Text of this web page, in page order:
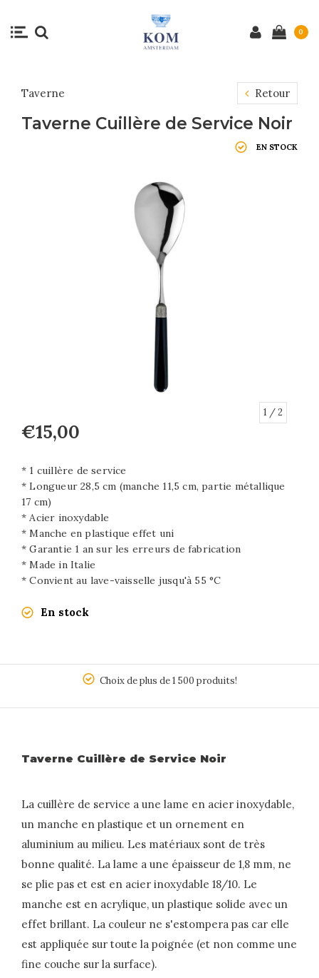
0
Taverne Retour
Taverne Cuillère de Service Noir
EN STOCK
1 / 2
€15,00
* 1 cuillère de service
* Longueur 28,5 cm (manche 11,5 cm, partie métallique
17 cm)
* Acier inoxydable
* Manche en plastique effet uni
* Garantie 1 an sur les erreurs de fabrication
* Made in Italie
* Convient au lave-vaisselle jusqu'à 55 °C
En stock
Choix de plus de 1 500 produits!
Taverne Cuillère de Service Noir
La cuillère de service a une lame en acier inoxydable,
un manche en plastique et un ornement en
aluminium au milieu. Les matériaux sont de très
bonne qualité. La lame a une épaisseur de 1,8 mm, ne
se plie pas et est en acier inoxydable 18/10. Le
manche est en acrylique, un plastique solide avec un
effet brillant. La couleur ne s'estompera pas car elle
est appliquée sur toute la poignée (et non comme une
fine couche sur la surface).